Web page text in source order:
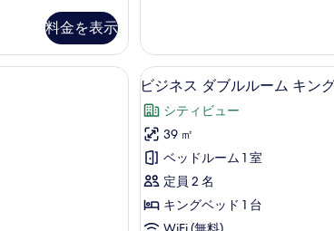
表
示
す
る
料金を表示
ド
1
台
禁
煙
(Premier)
の
す
ル
ー
ム
キ
ン
グ
ベ
ッ
ド
台
禁
ミニバー、セーフティボックス (室内)、デスク
ビ
ジ
ネ
ス
ダ
ブ
ル
6
ビジネス ダブルルーム キン
シティビュー
39 ㎡
ベッドルーム 1 室
定員 2 名
キングベッド 1 台